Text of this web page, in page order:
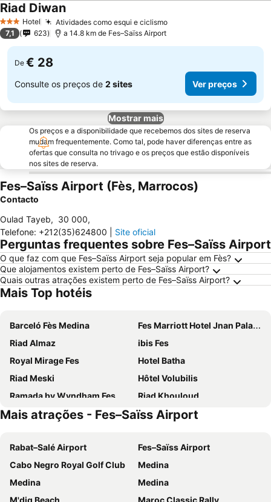
3 EstrelasHotel Atividades como esqui e ciclismoVer preços
Riad DiwanVer preços
7,1 623 a 14.8 km de Fes–Saïss Airport
De € 28
Consulte os preços de 2 sites Ver preços
Mostrar mais
Os preços e a disponibilidade que recebemos dos sites de reserva
mudam frequentemente. Como tal, pode haver diferenças entre as
ofertas que consulta no trivago e os preços que estão disponíveis
nos sites de reserva.
Fes–Saïss Airport (Fès, Marrocos)
Contacto
Oulad Tayeb, 30 000,
Telefone: +212(35)624800 Site oficial
Perguntas frequentes sobre Fes–Saïss Airport
O que faz com que Fes–Saïss Airport seja popular em Fès?
Que alojamentos existem perto de Fes–Saïss Airport?
Quais outras atrações existem perto de Fes–Saïss Airport?
Mais Top hotéis
Barceló Fès Medina
Fes Marriott Hotel Jnan Palace
Riad Almaz
ibis Fes
Royal Mirage Fes
Hotel Batha
Riad Meski
Hôtel Volubilis
Ramada by Wyndham Fes
Riad Khouloud
Riad Amor
Dar Mfaddel
Riad Marjana Suites & Spa
Riad Fez Yamanda
Riad Braya
Riad Diwan
Asswar Al Madina
Riad Jamaï
Mais atrações - Fes–Saïss Airport
Rabat–Salé Airport
Fes–Saïss Airport
Cabo Negro Royal Golf Club
Medina
Medina
Medina
M'diq Beach
Maroc Classic Rally